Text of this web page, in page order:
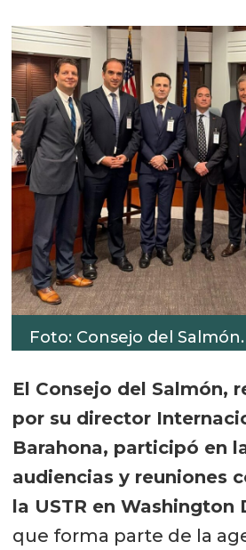
Foto: Consejo del Salmón.
El Consejo del Salmón,
por su director
Barahona, participó en
audiencias y reuniones
la USTR en Washington
que forma parte de la